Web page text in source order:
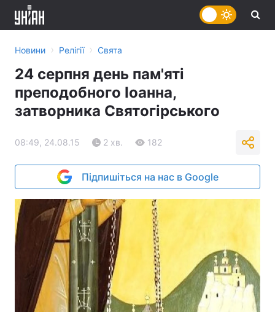
Новини › Релігії › Свята
24 серпня день пам'яті
преподобного Іоанна,
затворника Святогірського
08:49, 24.08.15 2 хв. 182
Підпишіться на нас в Google